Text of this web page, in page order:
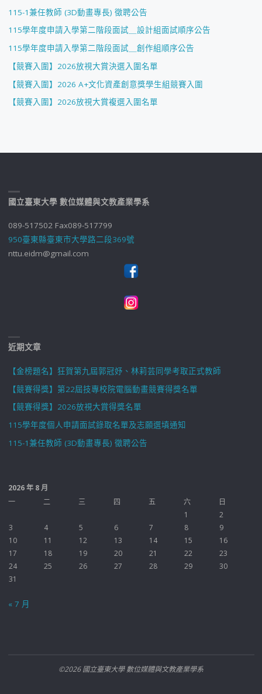
115-1兼任教師 (3D動畫專長) 徵聘公告
115學年度申請入學第二階段面試＿設計組面試順序公告
115學年度申請入學第二階段面試＿創作組順序公告
【競賽入圍】2026放視大賞決選入圍名單
【競賽入圍】2026 A+文化資產創意獎學生組競賽入圍
【競賽入圍】2026放視大賞複選入圍名單
國立臺東大學 數位媒體與文教產業學系
089-517502 Fax089-517799
950臺東縣臺東市大學路二段369號
nttu.eidm@gmail.com
近期文章
【金榜題名】狂賀第九屆郭冠妤、林莉芸同學考取正式教師
【競賽得獎】第22屆技專校院電腦動畫競賽得獎名單
【競賽得獎】2026放視大賞得獎名單
115學年度個人申請面試錄取名單及志願選填通知
115-1兼任教師 (3D動畫專長) 徵聘公告
2026 年 8 月
一
二 三 四 五 六
日
1
2
3
4 5 6 7 8
9
10
11 12 13 14 15
16
17
18 19 20 21 22
23
24
25 26 27 28 29
30
31
« 7 月
©2026 國立臺東大學 數位媒體與文教產業學系